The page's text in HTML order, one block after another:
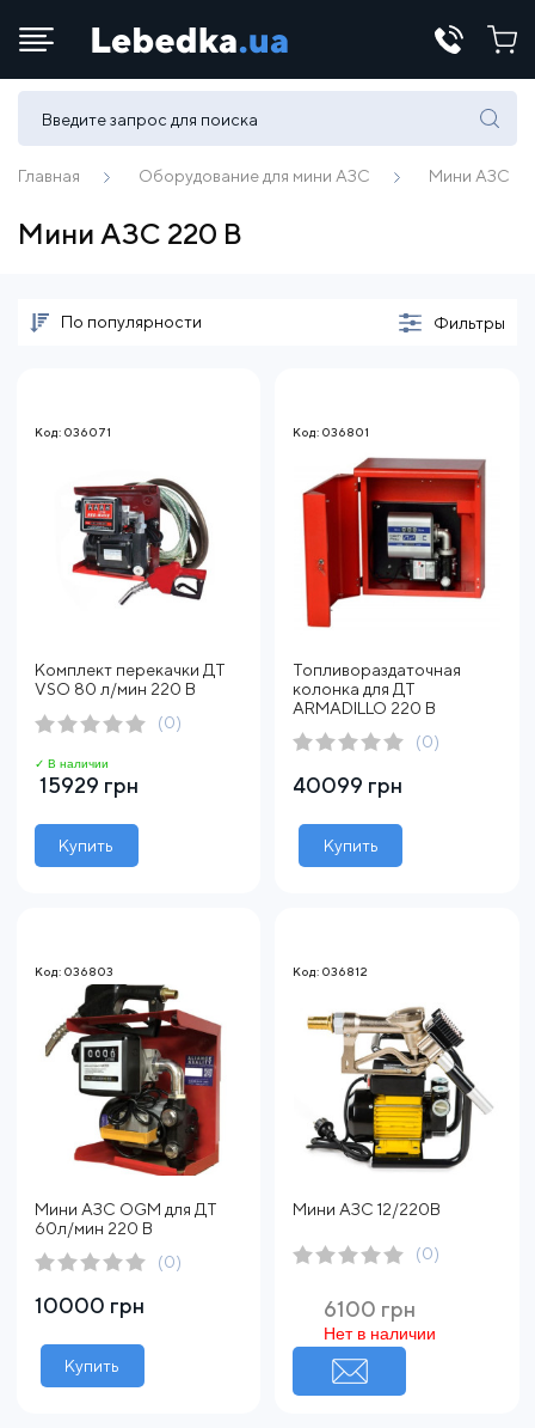
Телефоны:
(067) 430 82-15
Главная Оборудование для мини АЗС Мини АЗС
Мини АЗС 220 В
По популярности Фильтры
Код: 036071
Комплект перекачки ДТ
VSO 80 л/мин 220 В
(0)
✓ В наличии
15929 грн
Купить
Код: 036801
Топливораздаточная
колонка для ДТ
ARMADILLO 220 В
(0)
40099 грн
Купить
Код: 036803
Мини АЗС OGM для ДТ
60л/мин 220 В
(0)
10000 грн
Купить
Код: 036812
Мини АЗС 12/220В
(0)
6100 грн
Нет в наличии